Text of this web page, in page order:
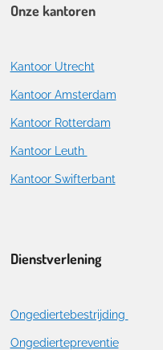
Onze kantoren
Kantoor Utrecht
Kantoor Amsterdam
Kantoor Rotterdam
Kantoor Leuth
Kantoor Swifterbant
Dienstverlening
Ongediertebestrijding
Ongediertepreventie